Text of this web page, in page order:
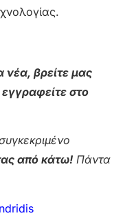
νέα, βρείτε μας
στο
από κάτω! Πάντα